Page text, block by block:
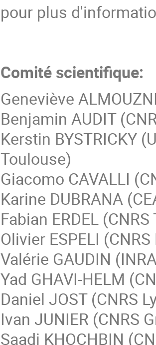
pour plus
Comité scientifique:
Geneviève
Benjamin AUDIT
Kerstin BYSTRICKY
Toulouse)
Giacomo
Karine
Fabian ERDEL
Olivier ESPELI
Valérie GAUDIN
Yad GHAVI-
Daniel JOST
Ivan JUNIER
Saadi KHOCHBIN